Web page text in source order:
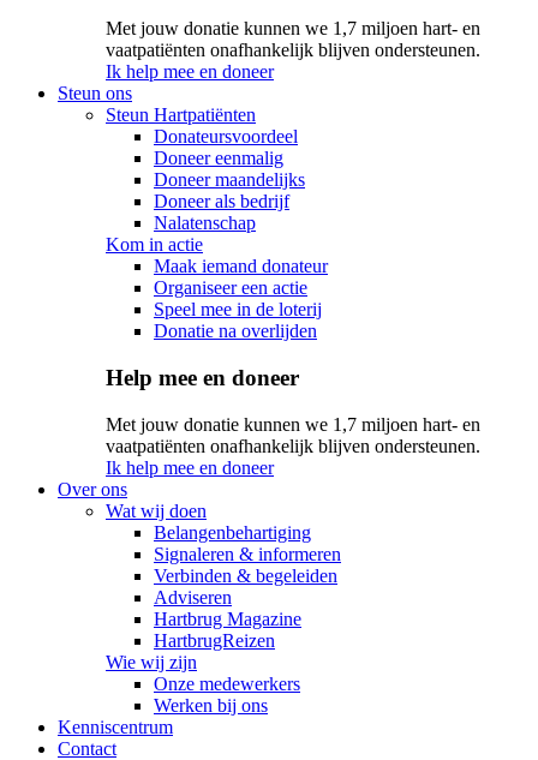
Met jouw donatie kunnen we 1,7 miljoen hart- en
vaatpatiënten onafhankelijk blijven ondersteunen.
Ik help mee en doneer
Steun ons
Steun Hartpatiënten
Donateursvoordeel
Doneer eenmalig
Doneer maandelijks
Doneer als bedrijf
Nalatenschap
Kom in actie
Maak iemand donateur
Organiseer een actie
Speel mee in de loterij
Donatie na overlijden
Help mee en doneer
Met jouw donatie kunnen we 1,7 miljoen hart- en
vaatpatiënten onafhankelijk blijven ondersteunen.
Ik help mee en doneer
Over ons
Wat wij doen
Belangenbehartiging
Signaleren & informeren
Verbinden & begeleiden
Adviseren
Hartbrug Magazine
HartbrugReizen
Wie wij zijn
Onze medewerkers
Werken bij ons
Kenniscentrum
Contact